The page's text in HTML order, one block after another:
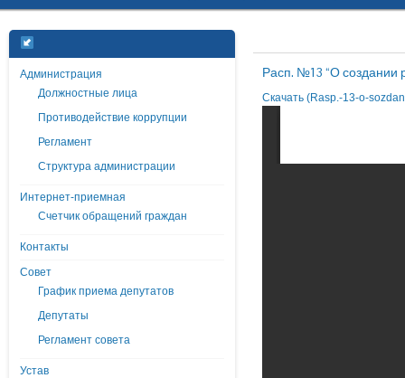
Администрация
Должностные лица
Противодействие коррупции
Регламент
Структура администрации
Интернет-приемная
Счетчик обращений граждан
Контакты
Совет
График приема депутатов
Депутаты
Регламент совета
Устав
Расп. №13 “О создании
Скачать (Rasp.-13-o-